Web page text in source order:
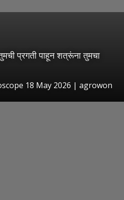
प्रगती पाहून शत्रूंना तुमचा
18 May 2026 | agrowon